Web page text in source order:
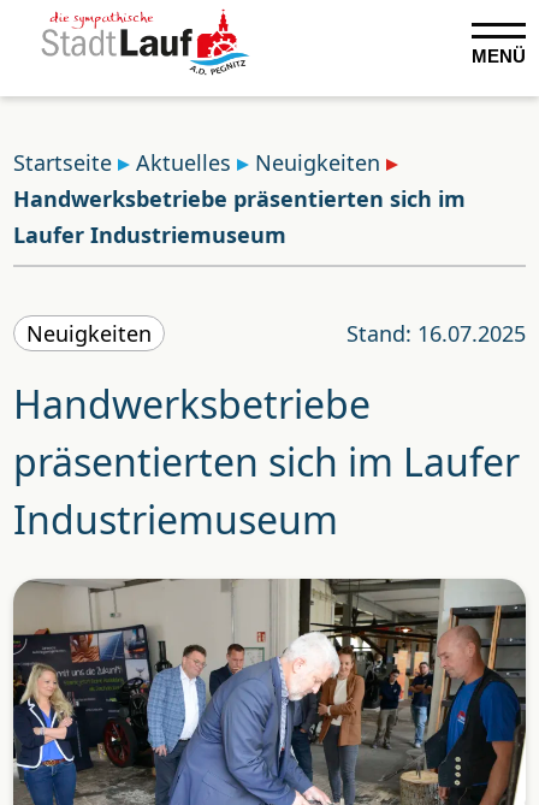
MENÜ
Startseite Aktuelles
Neuigkeiten
Handwerksbetriebe präsentierten sich im
Laufer Industriemuseum
Stand: 16.07.2025
Neuigkeiten
Handwerksbetriebe
präsentierten sich im Laufer
Industriemuseum